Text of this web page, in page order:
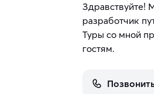
Здравствуйте!
разработчик
Туры со мной
гостям.